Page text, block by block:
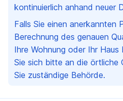
kontinuierlich anhand neuer
Falls Sie einen anerkannten
Berechnung des genauen
Ihre Wohnung oder Ihr
Sie sich bitte an die örtliche
Sie zuständige Behörde.